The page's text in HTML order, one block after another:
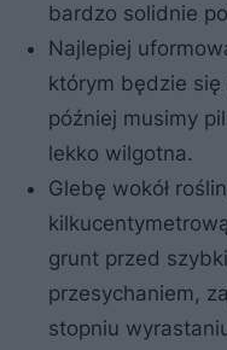
bardzo solidnie
Najlepiej
którym będzie się
później musimy
lekko wilgotna.
Glebę wokół
grunt przed
przesychaniem,
stopniu